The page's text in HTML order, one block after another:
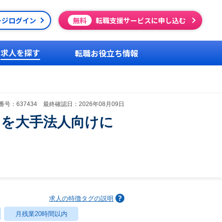
ログイン 無料 転職支援サービスに申し込む
求人を探す 転職お役立ち情報
号：637434 最終確認日：2026年08月09日
大手法人向けに
求人の特徴タグの説明
月残業20時間以内